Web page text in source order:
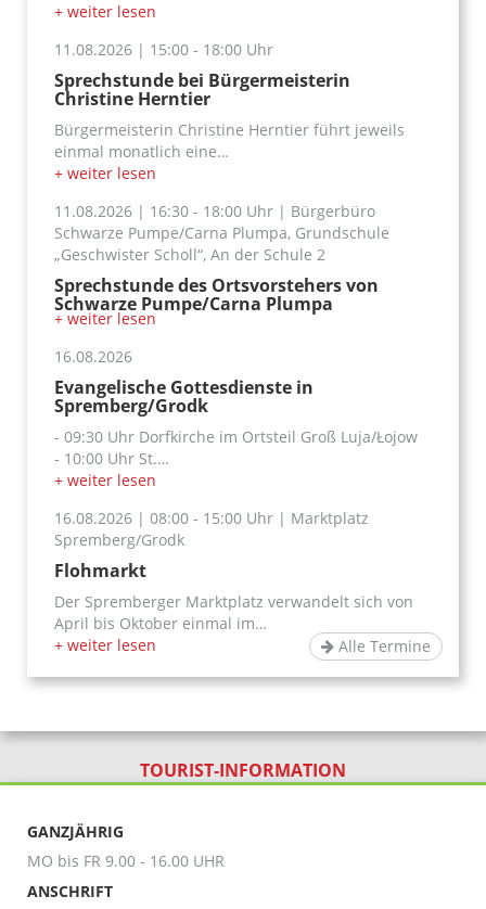
+ weiter lesen
11.08.2026 | 15:00 - 18:00 Uhr
Sprechstunde bei Bürgermeisterin
Christine Herntier
Bürgermeisterin Christine Herntier führt jeweils
einmal monatlich eine…
+ weiter lesen
11.08.2026 | 16:30 - 18:00 Uhr | Bürgerbüro
Schwarze Pumpe/Carna Plumpa, Grundschule
„Geschwister Scholl“, An der Schule 2
Sprechstunde des Ortsvorstehers von
Schwarze Pumpe/Carna Plumpa
+ weiter lesen
16.08.2026
Evangelische Gottesdienste in
Spremberg/Grodk
- 09:30 Uhr Dorfkirche im Ortsteil Groß Luja/Łojow
- 10:00 Uhr St.…
+ weiter lesen
16.08.2026 | 08:00 - 15:00 Uhr | Marktplatz
Spremberg/Grodk
Flohmarkt
Der Spremberger Marktplatz verwandelt sich von
April bis Oktober einmal im…
+ weiter lesen
Alle Termine
TOURIST-INFORMATION
GANZJÄHRIG
MO bis FR 9.00 - 16.00 UHR
ANSCHRIFT